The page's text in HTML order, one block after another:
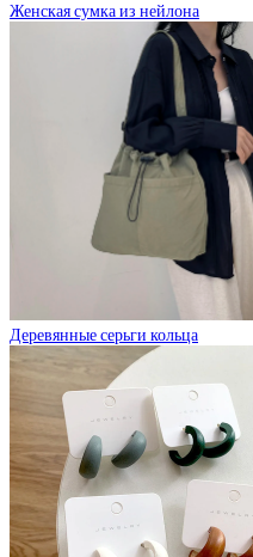
Женская сумка из нейлона
Деревянные серьги кольца